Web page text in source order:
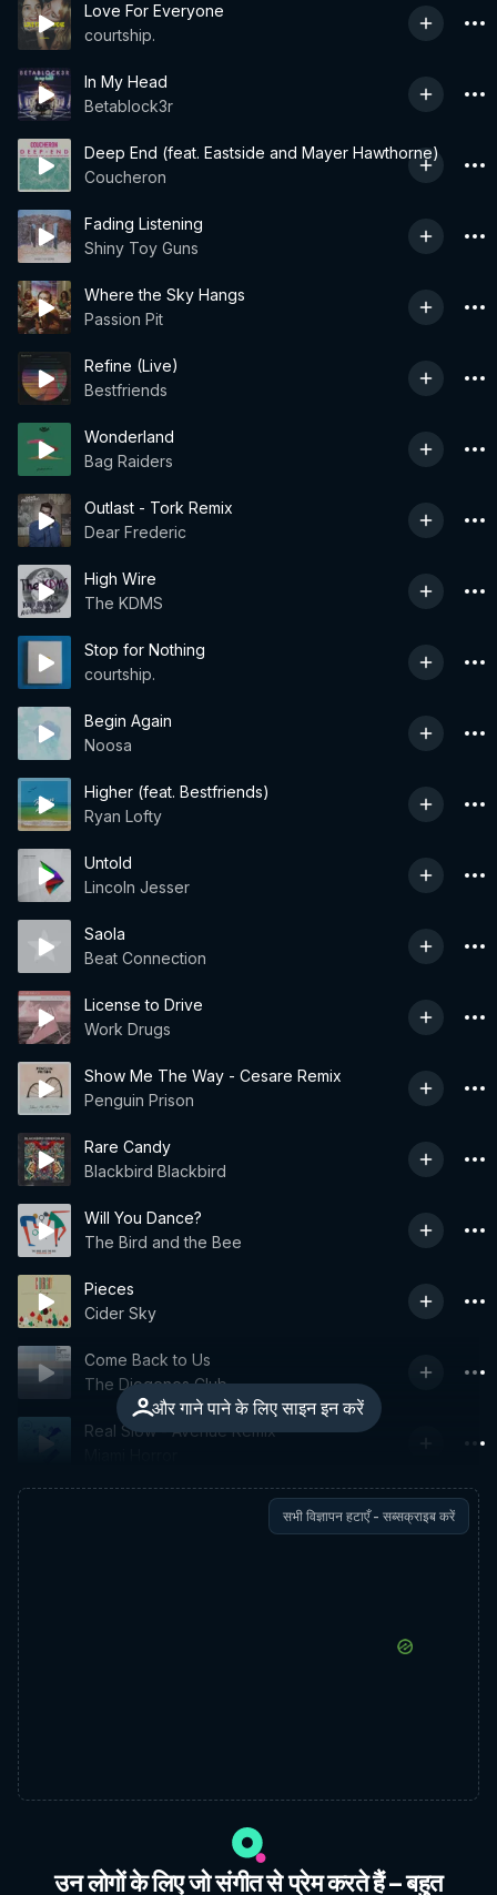
Love For Everyone
courtship.
In My Head
Betablock3r
Deep End (feat. Eastside and Mayer Hawthorne)
Coucheron
Fading Listening
Shiny Toy Guns
Where the Sky Hangs
Passion Pit
Refine (Live)
Bestfriends
Wonderland
Bag Raiders
Outlast - Tork Remix
Dear Frederic
High Wire
The KDMS
Stop for Nothing
courtship.
Begin Again
Noosa
Higher (feat. Bestfriends)
Ryan Lofty
Untold
Lincoln Jesser
Saola
Beat Connection
License to Drive
Work Drugs
Show Me The Way - Cesare Remix
Penguin Prison
Rare Candy
Blackbird Blackbird
Will You Dance?
The Bird and the Bee
Pieces
Cider Sky
और गाने पाने के लिए साइन इन करें
Come Back to Us
The Diogenes Club
Real Slow - Avenue Remix
सभी विज्ञापन हटाएँ - सब्सक्राइब करें
उन लोगों के लिए जो संगीत से प्रेम करते हैं – बहुत